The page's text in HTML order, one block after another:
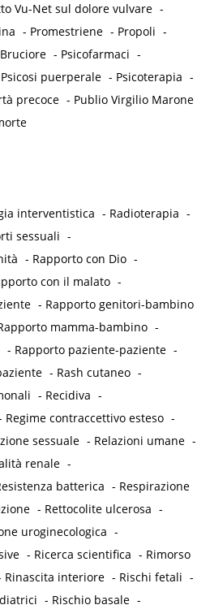
Vu-Net sul dolore vulvare -
- Promestriene - Propoli -
- Psicofarmaci -
Psicosi puerperale - Psicoterapia -
precoce - Publio Virgilio Marone
interventistica - Radioterapia -
sessuali -
- Rapporto con Dio -
con il malato -
- Rapporto genitori-bambino
mamma-bambino -
- Rapporto paziente-paziente -
- Rash cutaneo -
- Recidiva -
Regime contraccettivo esteso -
sessuale - Relazioni umane -
renale -
batterica - Respirazione
- Rettocolite ulcerosa -
uroginecologica -
- Ricerca scientifica - Rimorso
Rinascita interiore - Rischi fetali -
- Rischio basale -